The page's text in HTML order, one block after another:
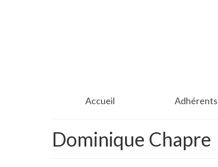
Accueil Adhérents
Dominique Chapre